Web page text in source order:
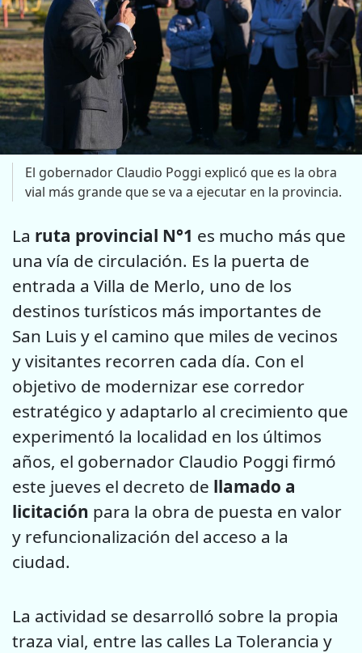
El gobernador Claudio Poggi explicó que es la obra
vial más grande que se va a ejecutar en la provincia.
La ruta provincial N°1 es mucho más que
una vía de circulación. Es la puerta de
entrada a Villa de Merlo, uno de los
destinos turísticos más importantes de
San Luis y el camino que miles de vecinos
y visitantes recorren cada día. Con el
objetivo de modernizar ese corredor
estratégico y adaptarlo al crecimiento que
experimentó la localidad en los últimos
años, el gobernador Claudio Poggi firmó
este jueves el decreto de llamado a
licitación para la obra de puesta en valor
y refuncionalización del acceso a la
ciudad.
La actividad se desarrolló sobre la propia
traza vial, entre las calles La Tolerancia y